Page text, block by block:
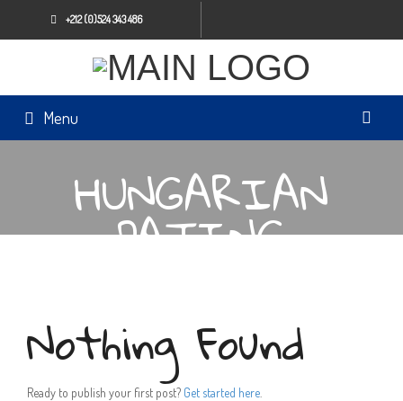
+212 (0)524 343 486
Menu
HUNGARIAN
DATING
Nothing Found
Ready to publish your first post? Get started here